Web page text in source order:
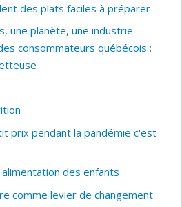
des plats faciles à préparer
une planète, une industrie
consommateurs québécois :
prix pendant la pandémie c'est
des enfants
comme levier de changement